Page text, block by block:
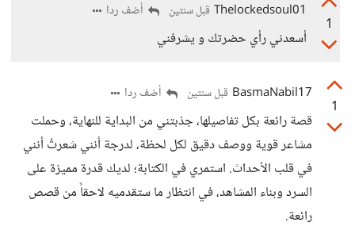
1
Thelockedsoul01 قبل سنتين أضف ردا
أسعدني رأي حضرتك و يشرفني
1
BasmaNabil17 قبل سنتين أضف ردا
قصة رائعة بكل تفاصيلها، جذبتني من البداية للنهاية، وحملت
مشاعر قوية ووصف دقيق لكل لحظة، لدرجة أنني شعرتُ أنني
في قلب الأحداث. استمري في الكتابة؛ لديك قدرة مميزة على
السرد وبناء المشاهد، في انتظار ما ستقدميه لاحقاً من قصص
رائعة.